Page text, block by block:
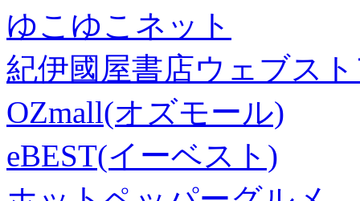
ゆこゆこネット
紀伊國屋書店ウェブス
OZmall(オズモール)
eBEST(イーベスト)